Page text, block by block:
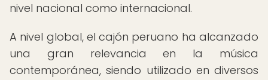
nivel nacional como internacional.
A nivel global, el cajón peruano ha alcanzado
una gran relevancia en la música
contemporánea, siendo utilizado en diversos